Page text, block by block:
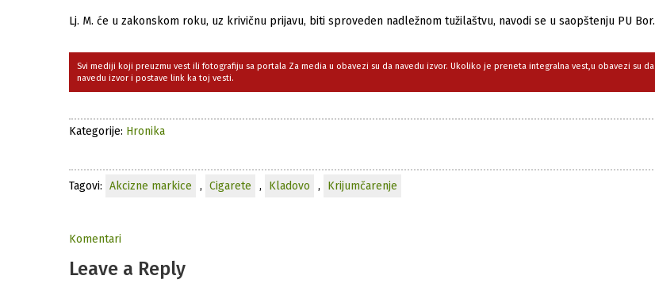
Lj. M. će u zakonskom roku, uz krivičnu prijavu, biti sproveden nadležnom tužilaštvu, navodi se u saopštenju PU Bor.
Svi mediji koji preuzmu vest ili fotografiju sa portala Za media u obavezi su da navedu izvor. Ukoliko je preneta integralna vest,u obavezi su da
navedu izvor i postave link ka toj vesti.
Kategorije: Hronika
Tagovi: Akcizne markice , Cigarete , Kladovo , Krijumčarenje
Komentari
Leave a Reply